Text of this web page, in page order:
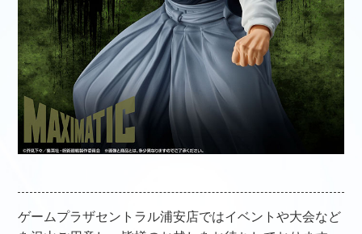
ゲームプラザセントラル浦安店ではイベントや大会など